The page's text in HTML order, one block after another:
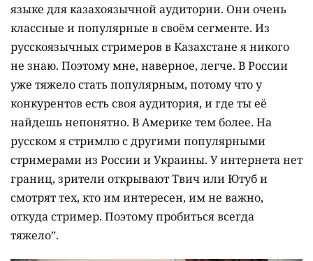
языке для казахоязычной аудитории. Они очень
классные и популярные в своём сегменте. Из
русскоязычных стримеров в Казахстане я никого
не знаю. Поэтому мне, наверное, легче. В России
уже тяжело стать популярным, потому что у
конкурентов есть своя аудитория, и где ты её
найдешь непонятно. В Америке тем более. На
русском я стримлю с другими популярными
стримерами из России и Украины. У интернета нет
границ, зрители открывают Твич или Ютуб и
смотрят тех, кто им интересен, им не важно,
откуда стример. Поэтому пробиться всегда
тяжело”.